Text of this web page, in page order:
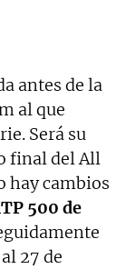
antes de la
al que
Será su
final del All
hay cambios
500 de
27 de